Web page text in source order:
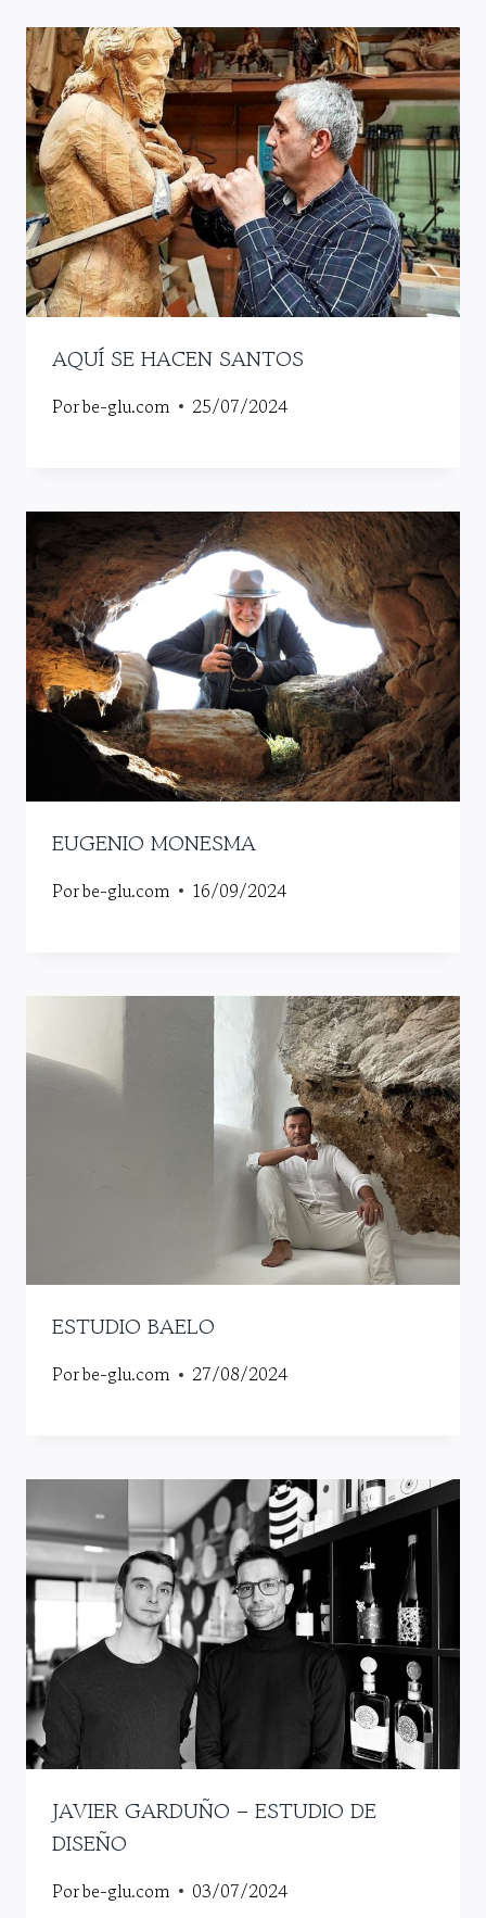
AQUÍ SE HACEN SANTOS
Porbe-glu.com 25/07/2024
EUGENIO MONESMA
Porbe-glu.com 16/09/2024
ESTUDIO BAELO
Porbe-glu.com 27/08/2024
JAVIER GARDUÑO – ESTUDIO DE
DISEÑO
Porbe-glu.com 03/07/2024